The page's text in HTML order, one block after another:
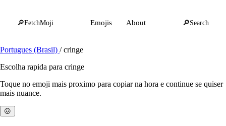
🔎FetchMoji Emojis About 🔎Search
Portugues (Brasil) / cringe
Escolha rapida para cringe
Toque no emoji mais proximo para copiar na hora e continue se quiser
mais nuance.
😖